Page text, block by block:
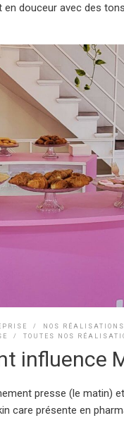
douceur avec des
/ NOS RÉALISATIONS
/TOUTES NOS
influence
presse (le matin)
care présente en